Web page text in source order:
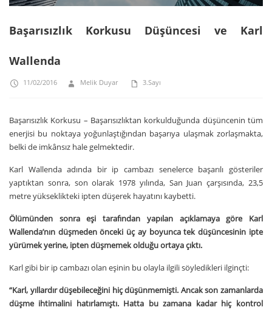
Başarısızlık Korkusu Düşüncesi ve Karl
Wallenda
11/02/2016 Melik Duyar 3.Sayı
Başarısızlık Korkusu – Başarısızlıktan korkulduğunda düşüncenin tüm
enerjisi bu noktaya yoğunlaştığından başarıya ulaşmak zorlaşmakta,
belki de imkânsız hale gelmektedir.
Karl Wallenda adında bir ip cambazı senelerce başarılı gösteriler
yaptıktan sonra, son olarak 1978 yılında, San Juan çarşısında, 23,5
metre yükseklikteki ipten düşerek hayatını kaybetti.
Ölümünden sonra eşi tarafından yapılan açıklamaya göre Karl
Wallenda’nın düşmeden önceki üç ay boyunca tek düşüncesinin ipte
yürümek yerine, ipten düşmemek olduğu ortaya çıktı.
Karl gibi bir ip cambazı olan eşinin bu olayla ilgili söyledikleri ilginçti:
“Karl, yıllardır düşebileceğini hiç düşünmemişti. Ancak son zamanlarda
düşme ihtimalini hatırlamıştı. Hatta bu zamana kadar hiç kontrol